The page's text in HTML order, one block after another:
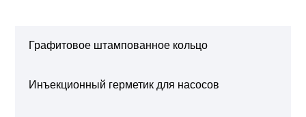
Графитовое штампованное кольцо
Инъекционный герметик для насосов